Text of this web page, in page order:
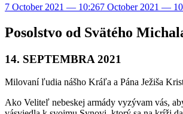
7 October 2021 — 10:267 October 2021 —
Posolstvo od Svätého
14. SEPTEMBRA 2021
Milovaní ľudia nášho Kráľa a Pána Ježiša
Ako Veliteľ nebeskej armády vyzývam vás,